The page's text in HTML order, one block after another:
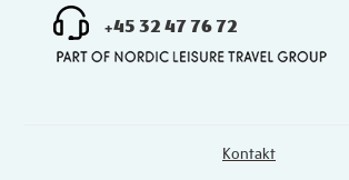
+45 32 47 76 72
Kontakt